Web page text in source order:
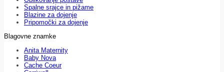
Spalne srajce in pižame
Blazine za dojenje
Pripomočki za dojenje
Blagovne znamke
Anita Maternity
Baby Nova
Cache Coeur